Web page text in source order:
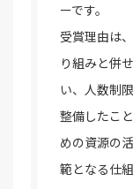
ーです。
受賞理由は
り組みと併
い、人数制
整備したこ
めの資源の
範となる仕